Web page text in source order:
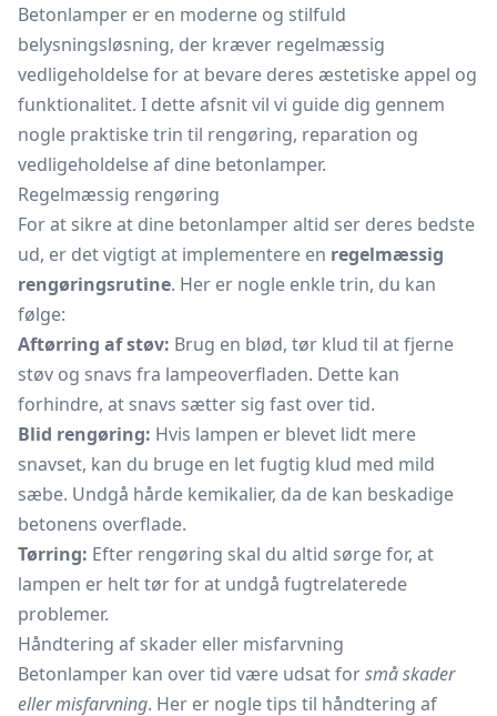
Betonlamper er en moderne og stilfuld
belysningsløsning, der kræver regelmæssig
vedligeholdelse for at bevare deres æstetiske appel og
funktionalitet. I dette afsnit vil vi guide dig gennem
nogle praktiske trin til rengøring, reparation og
vedligeholdelse af dine betonlamper.
Regelmæssig rengøring
For at sikre at dine betonlamper altid ser deres bedste
ud, er det vigtigt at implementere en regelmæssig
rengøringsrutine. Her er nogle enkle trin, du kan
følge:
Aftørring af støv: Brug en blød, tør klud til at fjerne
støv og snavs fra lampeoverfladen. Dette kan
forhindre, at snavs sætter sig fast over tid.
Blid rengøring: Hvis lampen er blevet lidt mere
snavset, kan du bruge en let fugtig klud med mild
sæbe. Undgå hårde kemikalier, da de kan beskadige
betonens overflade.
Tørring: Efter rengøring skal du altid sørge for, at
lampen er helt tør for at undgå fugtrelaterede
problemer.
Håndtering af skader eller misfarvning
Betonlamper kan over tid være udsat forsmå skader
eller misfarvning. Her er nogle tips til håndtering af